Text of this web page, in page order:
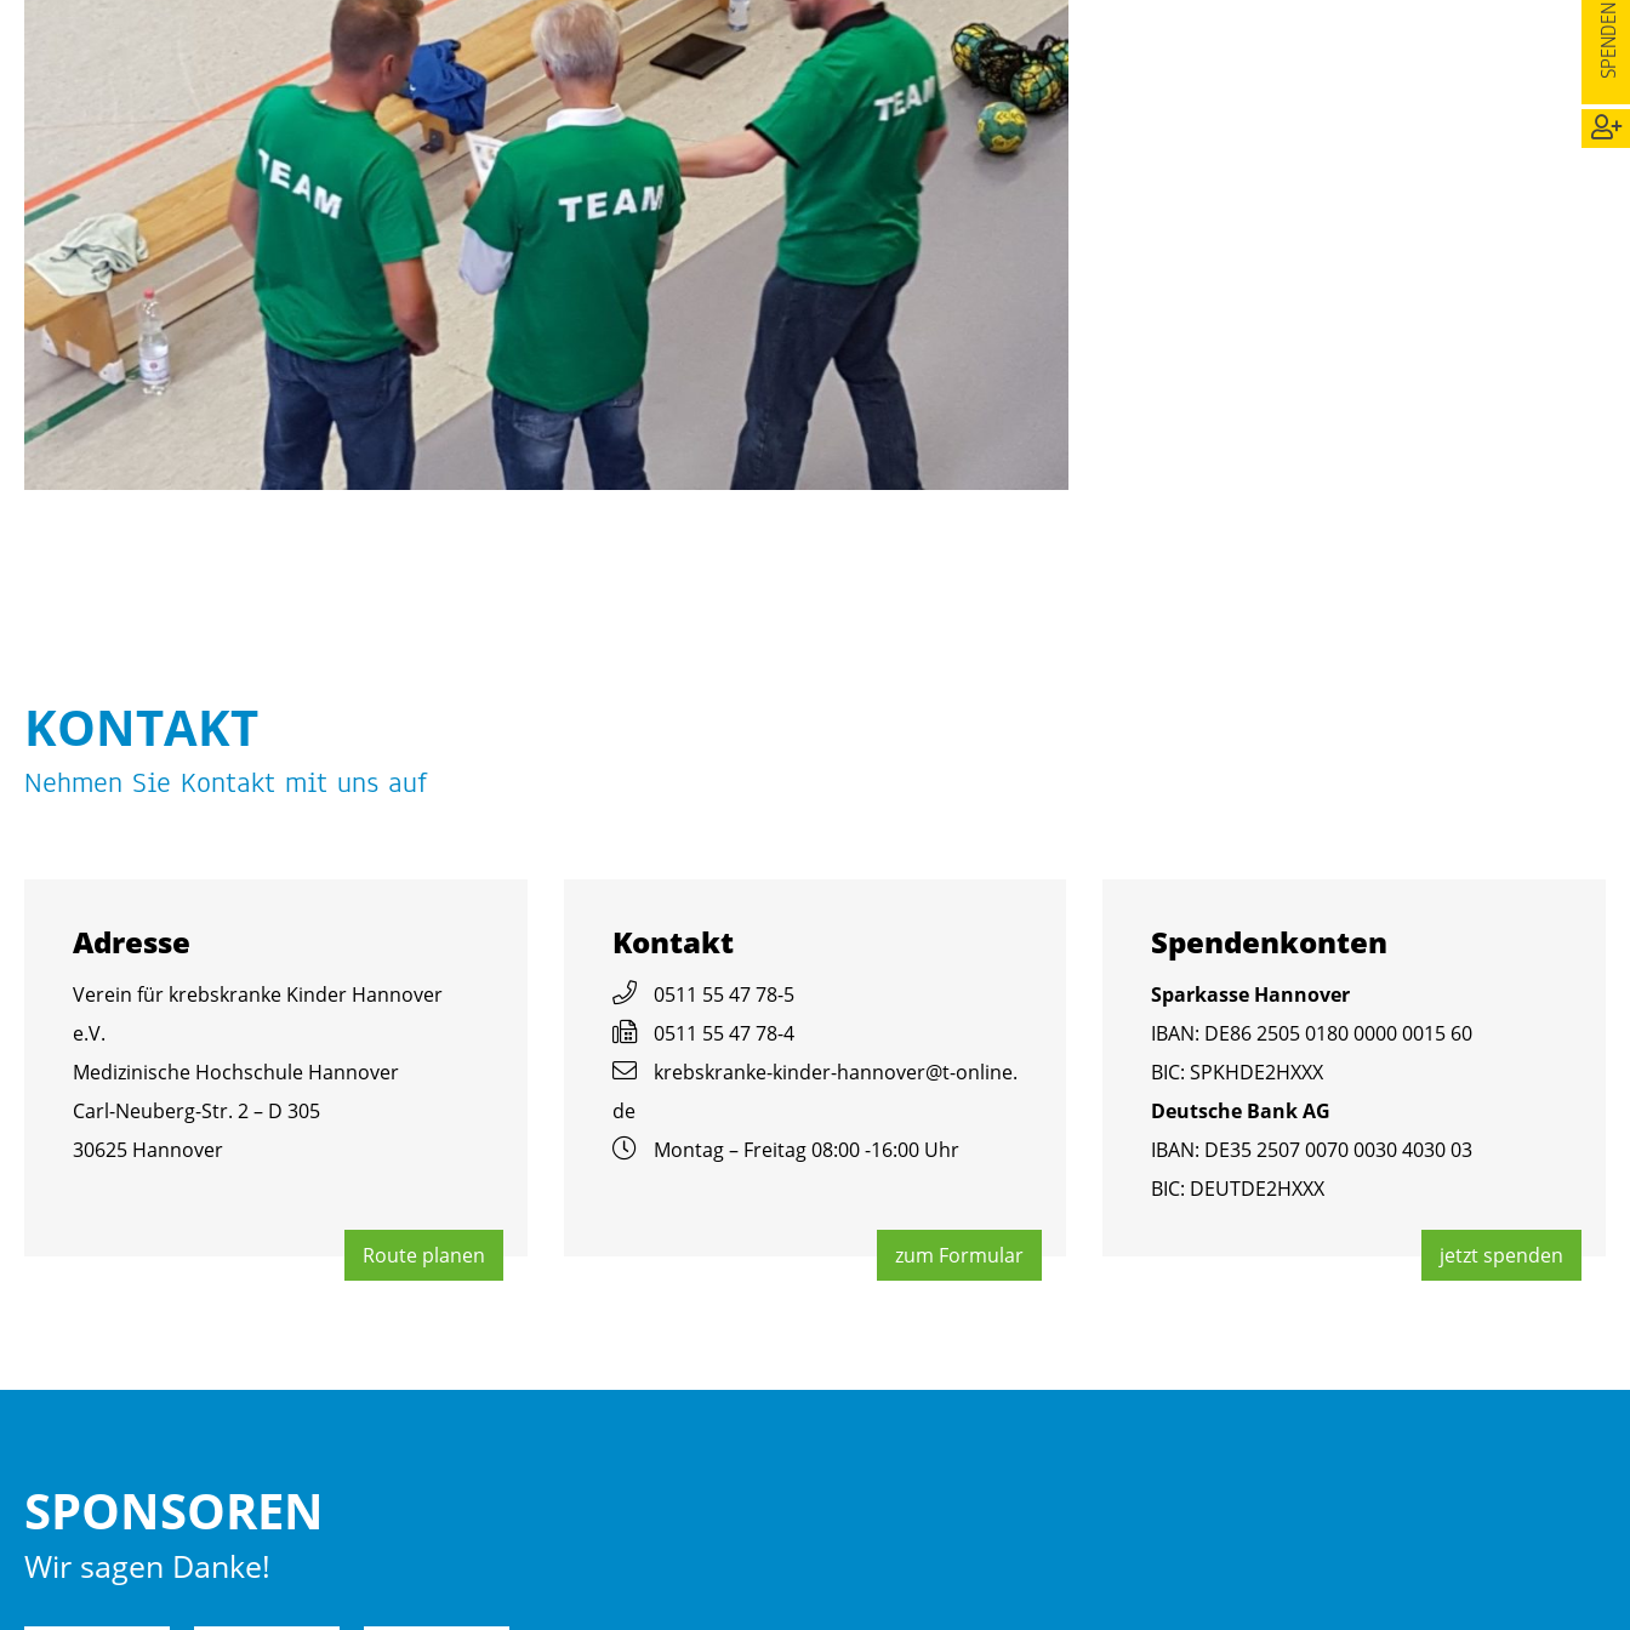
STA­TI­ON 62
STA­TI­ON 64
MUT­PER­LEN
WALD­PI­RA­TEN
TRAU­ER­GRUP­PE
KON­TAKT
Neh­men Sie Kon­takt mit uns auf
Adres­se
Ver­ein für krebs­kran­ke Kin­der Han­no­ver
e.V.
Me­di­zi­ni­sche Hoch­schu­le Han­no­ver
Carl-Neu­berg-Str. 2 – D 305
30625 Han­no­ver
Route pla­nen
Kon­takt
0511 55 47 78-5
0511 55 47 78-4
krebs­kran­ke-kin­der-han­no­ver@​t-​online.​
de
Mon­tag – Frei­tag 08:00 -16:00 Uhr
zum For­mu­lar
Spen­den­kon­ten
Spar­kas­se Han­no­ver
IBAN: DE86 2505 0180 0000 0015 60
BIC: SPKHDE2HXXX
Deut­sche Bank AG
IBAN: DE35 2507 0070 0030 4030 03
BIC: DEUT­DE2HXXX
jetzt spen­den
SPON­SO­REN
Wir sagen Danke!